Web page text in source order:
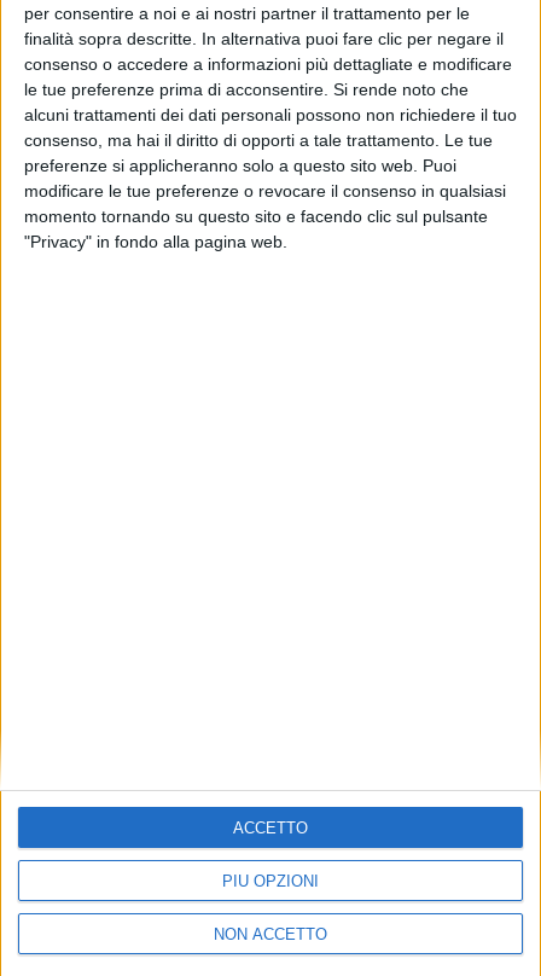
per consentire a noi e ai nostri partner il trattamento per le
finalità sopra descritte. In alternativa puoi fare clic per negare il
consenso o accedere a informazioni più dettagliate e modificare
le tue preferenze prima di acconsentire. Si rende noto che
alcuni trattamenti dei dati personali possono non richiedere il tuo
consenso, ma hai il diritto di opporti a tale trattamento. Le tue
preferenze si applicheranno solo a questo sito web. Puoi
modificare le tue preferenze o revocare il consenso in qualsiasi
momento tornando su questo sito e facendo clic sul pulsante
"Privacy" in fondo alla pagina web.
PIÙ OPZIONI
NON ACCETTO
ACCETTO
Come stanno cambiando i
traffici containerizzati sulla
rotta Asia-Europa
SENZA CATEGORIA 28 DICEMBRE 2020